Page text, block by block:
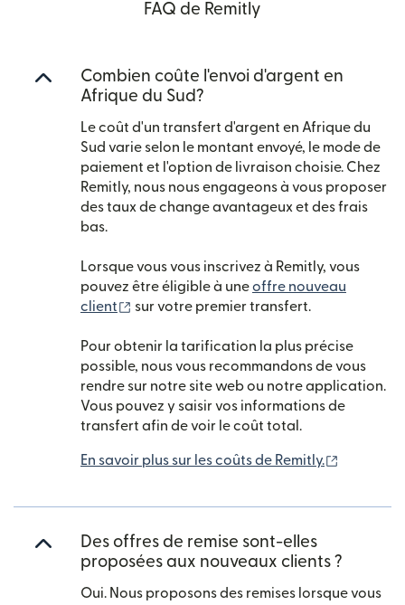
FAQ de Remitly
Combien coûte l'envoi d'argent en
Afrique du Sud?
Le coût d'un transfert d'argent en Afrique du
Sud varie selon le montant envoyé, le mode de
paiement et l'option de livraison choisie. Chez
Remitly, nous nous engageons à vous proposer
des taux de change avantageux et des frais
bas.
Lorsque vous vous inscrivez à Remitly, vous
pouvez être éligible à uneoffre nouveau
client
(s'ouvre dans une nouvelle fenêtre)
sur votre premier transfert.
Pour obtenir la tarification la plus précise
possible, nous vous recommandons de vous
rendre sur notre site web ou notre application.
Vous pouvez y saisir vos informations de
transfert afin de voir le coût total.
En savoir plus sur les coûts de Remitly.
Des offres de remise sont-elles
proposées aux nouveaux clients ?
Oui. Nous proposons des remises lorsque vous